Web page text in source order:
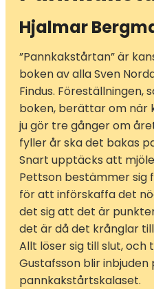
Hjalmar
”Pannkakstårtan” är
boken av alla Sven
Findus. Föreställningen,
boken, berättar om när
ju gör tre gånger om
fyller år ska det bakas
Snart upptäcks att
Pettson bestämmer
för att införskaffa det
det sig att det är
det är då det krånglar
Allt löser sig till slut, och
Gustafsson blir inbjuden
pannkakstårtskalaset.